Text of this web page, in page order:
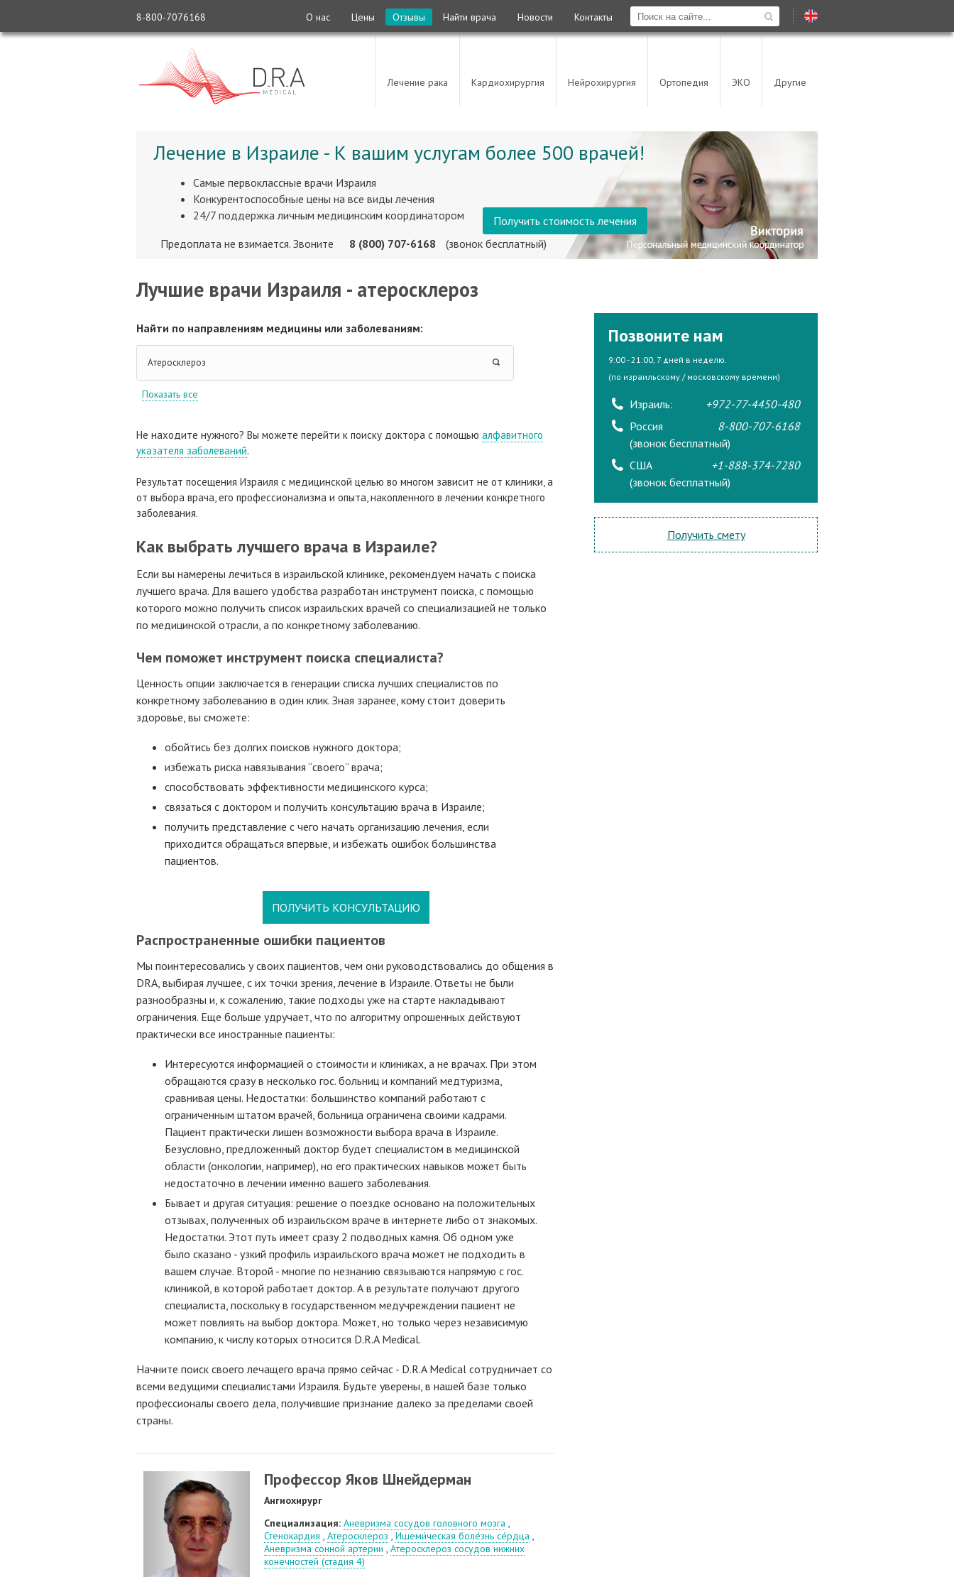
О нас Цены Отзывы Найти врача Новости Контакты
8-800-7076168
Лечение рака Кардиохирургия Нейрохирургия Ортопедия ЭКО Другие
Лечение в Израиле - К вашим услугам более 500 врачей!
Самые первоклассные врачи Израиля
Конкурентоспособные цены на все виды лечения
24/7 поддержка личным медицинским координатором
Предоплата не взимается. Звоните
8 (800) 707-6168 (звонок бесплатный)
Получить стоимость лечения
Позвоните нам
9:00 - 21:00, 7 дней в неделю.
(по израильскому / московскому времени)
Израиль:
+972-77-4450-480
Россия
(звонок бесплатный)
8-800-707-6168
США
(звонок бесплатный)
+1-888-374-7280
Получить смету
Лучшие врачи Израиля - атеросклероз
Найти по направлениям медицины или заболеваниям:
Атеросклероз
Показать все
Не находите нужного? Вы можете перейти к поиску доктора с помощью алфавитного
указателя заболеваний.
Результат посещения Израиля с медицинской целью во многом зависит не от клиники, а
от выбора врача, его профессионализма и опыта, накопленного в лечении конкретного
заболевания.
Как выбрать лучшего врача в Израиле?
Если вы намерены лечиться в израильской клинике, рекомендуем начать с поиска
лучшего врача. Для вашего удобства разработан инструмент поиска, с помощью
которого можно получить список израильских врачей со специализацией не только
по медицинской отрасли, а по конкретному заболеванию.
Чем поможет инструмент поиска специалиста?
Ценность опции заключается в генерации списка лучших специалистов по
конкретному заболеванию в один клик. Зная заранее, кому стоит доверить
здоровье, вы сможете:
обойтись без долгих поисков нужного доктора;
избежать риска навязывания “своего” врача;
способствовать эффективности медицинского курса;
связаться с доктором и получить консультацию врача в Израиле;
получить представление с чего начать организацию лечения, если
приходится обращаться впервые, и избежать ошибок большинства
пациентов.
ПОЛУЧИТЬ КОНСУЛЬТАЦИЮ
Распространенные ошибки пациентов
Мы поинтересовались у своих пациентов, чем они руководствовались до общения в
DRA, выбирая лучшее, с их точки зрения, лечение в Израиле. Ответы не были
разнообразны и, к сожалению, такие подходы уже на старте накладывают
ограничения. Еще больше удручает, что по алгоритму опрошенных действуют
практически все иностранные пациенты:
Интересуются информацией о стоимости и клиниках, а не врачах. При этом
обращаются сразу в несколько гос. больниц и компаний медтуризма,
сравнивая цены. Недостатки: большинство компаний работают с
ограниченным штатом врачей, больница ограничена своими кадрами.
Пациент практически лишен возможности выбора врача в Израиле.
Безусловно, предложенный доктор будет специалистом в медицинской
области (онкологии, например), но его практических навыков может быть
недостаточно в лечении именно вашего заболевания.
Бывает и другая ситуация: решение о поездке основано на положительных
отзывах, полученных об израильском враче в интернете либо от знакомых.
Недостатки. Этот путь имеет сразу 2 подводных камня. Об одном уже
было сказано - узкий профиль израильского врача может не подходить в
вашем случае. Второй - многие по незнанию связываются напрямую с гос.
клиникой, в которой работает доктор. А в результате получают другого
специалиста, поскольку в государственном медучреждении пациент не
может повлиять на выбор доктора. Может, но только через независимую
компанию, к числу которых относится D.R.A Medical.
Начните поиск своего лечащего врача прямо сейчас - D.R.A Medical сотрудничает со
всеми ведущими специалистами Израиля. Будьте уверены, в нашей базе только
профессионалы своего дела, получившие признание далеко за пределами своей
страны.
Профессор Яков Шнейдерман
Ангиохирург
Специализация: Аневризма сосудов головного мозга ,
Стенокардия , Атеросклероз , Ишеми́ческая боле́знь се́рдца ,
Аневризма сонной артерии , Атеросклероз сосудов нижних
конечностей (стадия 4)